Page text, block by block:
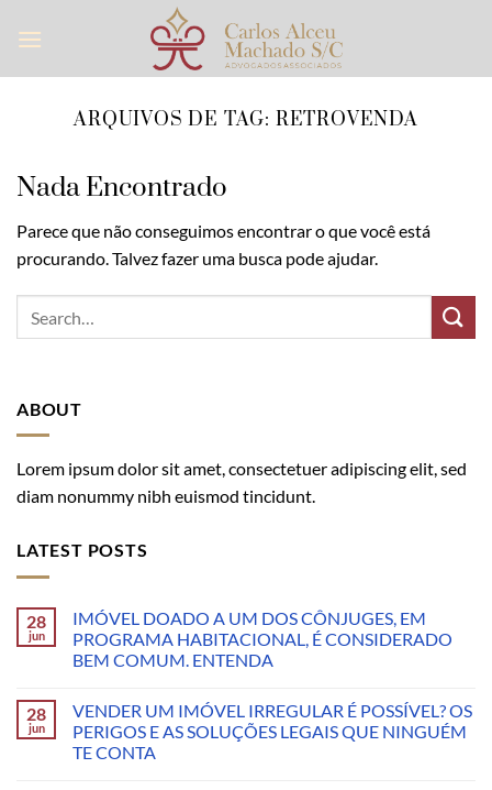
ARQUIVOS DE TAG: RETROVENDA
Nada Encontrado
Parece que não conseguimos encontrar o que você está
procurando. Talvez fazer uma busca pode ajudar.
ABOUT
Lorem ipsum dolor sit amet, consectetuer adipiscing elit, sed
diam nonummy nibh euismod tincidunt.
LATEST POSTS
28
jun
IMÓVEL DOADO A UM DOS CÔNJUGES, EM
PROGRAMA HABITACIONAL, É CONSIDERADO
BEM COMUM. ENTENDA
28
jun
VENDER UM IMÓVEL IRREGULAR É POSSÍVEL? OS
PERIGOS E AS SOLUÇÕES LEGAIS QUE NINGUÉM
TE CONTA